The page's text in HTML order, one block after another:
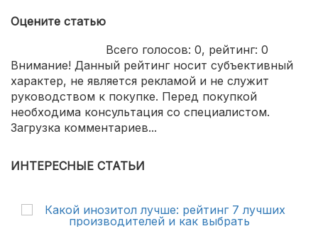
Оцените статью
Всего голосов: 0, рейтинг: 0
Внимание! Данный рейтинг носит субъективный
характер, не является рекламой и не служит
руководством к покупке. Перед покупкой
необходима консультация со специалистом.
Загрузка комментариев...
ИНТЕРЕСНЫЕ СТАТЬИ